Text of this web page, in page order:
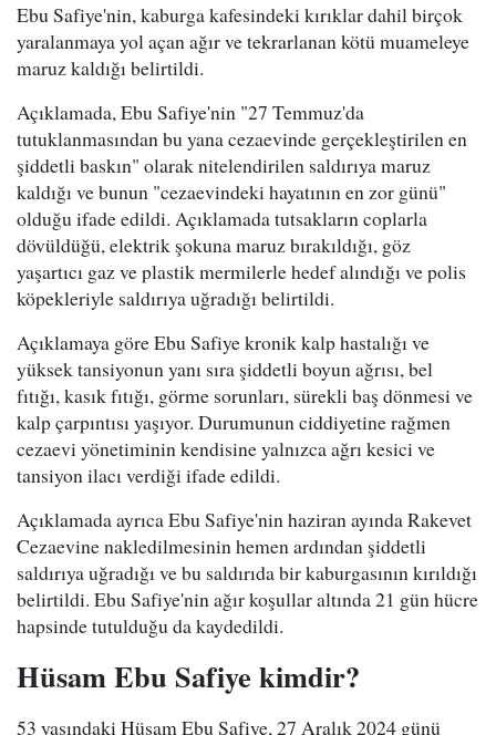
Ebu Safiye'nin, kaburga kafesindeki kırıklar dahil birçok
yaralanmaya yol açan ağır ve tekrarlanan kötü muameleye
maruz kaldığı belirtildi.
Açıklamada, Ebu Safiye'nin "27 Temmuz'da
tutuklanmasından bu yana cezaevinde gerçekleştirilen en
şiddetli baskın" olarak nitelendirilen saldırıya maruz
kaldığı ve bunun "cezaevindeki hayatının en zor günü"
olduğu ifade edildi. Açıklamada tutsakların coplarla
dövüldüğü, elektrik şokuna maruz bırakıldığı, göz
yaşartıcı gaz ve plastik mermilerle hedef alındığı ve polis
köpekleriyle saldırıya uğradığı belirtildi.
Açıklamaya göre Ebu Safiye kronik kalp hastalığı ve
yüksek tansiyonun yanı sıra şiddetli boyun ağrısı, bel
fıtığı, kasık fıtığı, görme sorunları, sürekli baş dönmesi ve
kalp çarpıntısı yaşıyor. Durumunun ciddiyetine rağmen
cezaevi yönetiminin kendisine yalnızca ağrı kesici ve
tansiyon ilacı verdiği ifade edildi.
Açıklamada ayrıca Ebu Safiye'nin haziran ayında Rakevet
Cezaevine nakledilmesinin hemen ardından şiddetli
saldırıya uğradığı ve bu saldırıda bir kaburgasının kırıldığı
belirtildi. Ebu Safiye'nin ağır koşullar altında 21 gün hücre
hapsinde tutulduğu da kaydedildi.
Hüsam Ebu Safiye kimdir?
53 yaşındaki Hüsam Ebu Safiye, 27 Aralık 2024 günü